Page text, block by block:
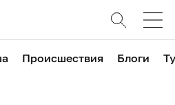
Происшествия Блоги